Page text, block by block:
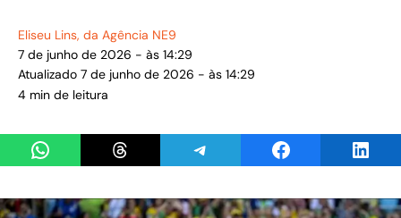
Eliseu Lins, da Agência NE9
7 de junho de 2026 - às 14:29
Atualizado 7 de junho de 2026 - às 14:29
4 min de leitura
Share on WhatsAppShare on ThreadsShare on TelegramShare on Facebook